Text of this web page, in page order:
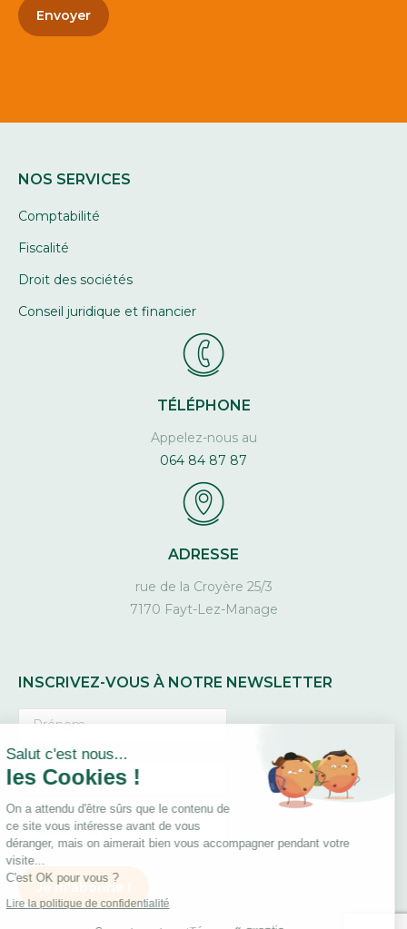
NOS SERVICES
Comptabilité
Fiscalité
Droit des sociétés
Conseil juridique et financier
TÉLÉPHONE
Appelez-nous au
064 84 87 87
ADRESSE
rue de la Croyère 25/3
7170 Fayt-Lez-Manage
INSCRIVEZ-VOUS À NOTRE NEWSLETTER
Salut c'est nous...
les Cookies !
On a attendu d'être sûrs que le contenu de
ce site vous intéresse avant de vous
déranger, mais on aimerait bien vous accompagner pendant votre
visite...
C'est OK pour vous ?
Lire la politique de confidentialité